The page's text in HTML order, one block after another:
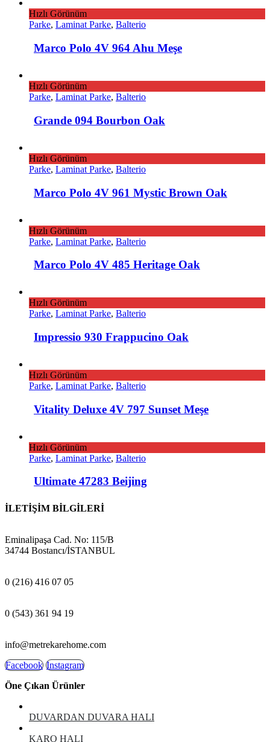
Hızlı Görünüm
Parke, Laminat Parke, Balterio
Marco Polo 4V 964 Ahu Meşe
Hızlı Görünüm
Parke, Laminat Parke, Balterio
Grande 094 Bourbon Oak
Hızlı Görünüm
Parke, Laminat Parke, Balterio
Marco Polo 4V 961 Mystic Brown Oak
Hızlı Görünüm
Parke, Laminat Parke, Balterio
Marco Polo 4V 485 Heritage Oak
Hızlı Görünüm
Parke, Laminat Parke, Balterio
Impressio 930 Frappucino Oak
Hızlı Görünüm
Parke, Laminat Parke, Balterio
Vitality Deluxe 4V 797 Sunset Meşe
Hızlı Görünüm
Parke, Laminat Parke, Balterio
Ultimate 47283 Beijing
İLETİŞİM BİLGİLERİ
Eminalipaşa Cad. No: 115/B
34744 Bostancı/İSTANBUL
0 (216) 416 07 05
0 (543) 361 94 19
info@metrekarehome.com
Facebook Instagram
Öne Çıkan Ürünler
DUVARDAN DUVARA HALI
KARO HALI